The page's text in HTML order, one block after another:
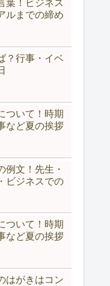
葉！ビジネス
ルまでの締め
？行事・イベ
ついて！時期
など夏の挨拶
例文！先生・
ビジネスでの
ついて！時期
など夏の挨拶
はがきはコン